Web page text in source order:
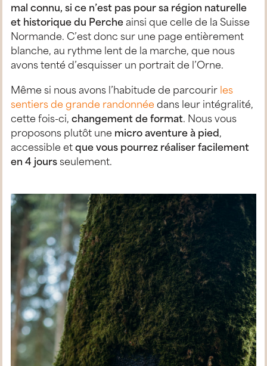
mal connu, si ce n’est pas pour sa région naturelle
et historique du Perche ainsi que celle de la Suisse
Normande. C’est donc sur une page entièrement
blanche, au rythme lent de la marche, que nous
avons tenté d’esquisser un portrait de l’Orne.
Même si nous avons l’habitude de parcourir les
sentiers de grande randonnée dans leur intégralité,
cette fois-ci, changement de format. Nous vous
proposons plutôt une micro aventure à pied,
accessible et que vous pourrez réaliser facilement
en 4 jours seulement.